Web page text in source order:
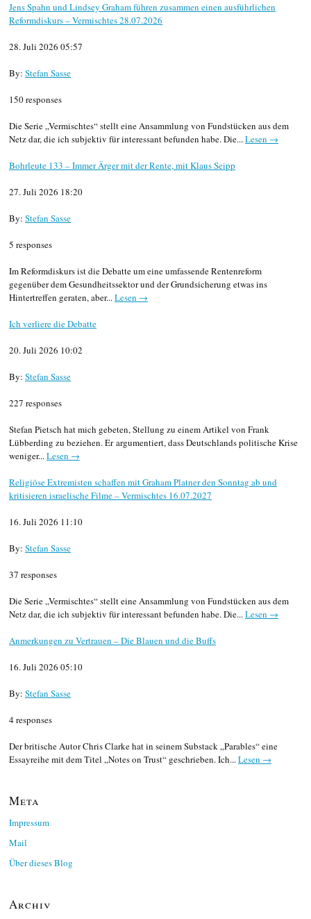
Jens Spahn und Lindsey Graham führen zusammen einen ausführlichen
Reformdiskurs – Vermischtes 28.07.2026
28. Juli 2026 05:57
By: Stefan Sasse
150 responses
Die Serie „Vermischtes“ stellt eine Ansammlung von Fundstücken aus dem
Netz dar, die ich subjektiv für interessant befunden habe. Die...Lesen →
Bohrleute 133 – Immer Ärger mit der Rente, mit Klaus Seipp
27. Juli 2026 18:20
By: Stefan Sasse
5 responses
Im Reformdiskurs ist die Debatte um eine umfassende Rentenreform
gegenüber dem Gesundheitssektor und der Grundsicherung etwas ins
Hintertreffen geraten, aber...Lesen →
Ich verliere die Debatte
20. Juli 2026 10:02
By: Stefan Sasse
227 responses
Stefan Pietsch hat mich gebeten, Stellung zu einem Artikel von Frank
Lübberding zu beziehen. Er argumentiert, dass Deutschlands politische Krise
weniger...Lesen →
Religiöse Extremisten schaffen mit Graham Platner den Sonntag ab und
kritisieren israelische Filme – Vermischtes 16.07.2027
16. Juli 2026 11:10
By: Stefan Sasse
37 responses
Die Serie „Vermischtes“ stellt eine Ansammlung von Fundstücken aus dem
Netz dar, die ich subjektiv für interessant befunden habe. Die...Lesen →
Anmerkungen zu Vertrauen – Die Blauen und die Buffs
16. Juli 2026 05:10
By: Stefan Sasse
4 responses
Der britische Autor Chris Clarke hat in seinem Substack „Parables“ eine
Essayreihe mit dem Titel „Notes on Trust“ geschrieben. Ich...Lesen →
Meta
Impressum
Mail
Über dieses Blog
Archiv